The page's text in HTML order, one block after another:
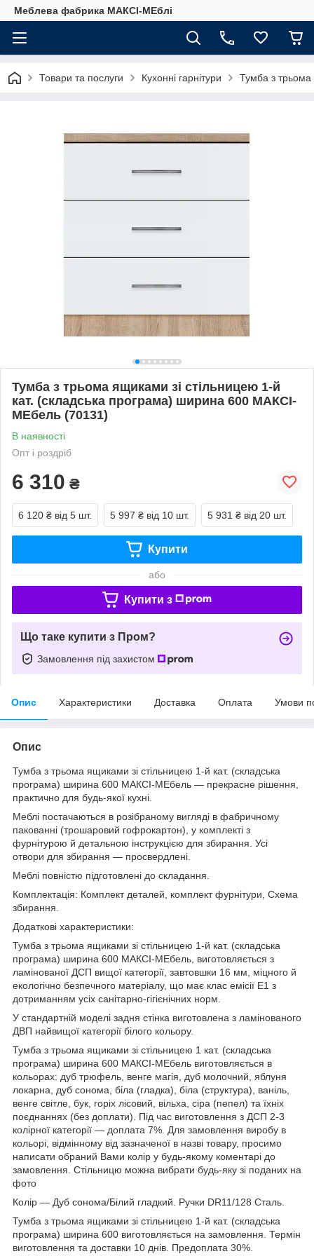
Меблева фабрика МАКСІ-МЕблі
Товари та послуги Кухонні гарнітури Тумба з
Тумба з трьома ящиками зі стільницею 1-й
кат. (складська програма) ширина 600 МАКСІ-
МЕбель (70131)
В наявності
Опт і роздріб
6 310 ₴
6 120 ₴ від 5 шт. 5 997 ₴ від 10 шт. 5 931 ₴ від 20 шт.
Купити
або
Купити з
Що таке купити з Пром?
Замовлення під захистом
Опис Характеристики Доставка Оплата Умови
Опис
Тумба з трьома ящиками зі стільницею 1-й кат. (складська
програма) ширина 600 МАКСІ-МЕбель — прекрасне рішення,
практично для будь-якої кухні.
Меблі постачаються в розібраному вигляді в фабричному
пакованні (трошаровий гофрокартон), у комплекті з
фурнітурою й детальною інструкцією для збирання. Усі
отвори для збирання — просвердлені.
Меблі повністю підготовлені до складання.
Комплектація: Комплект деталей, комплект фурнітури, Схема
збирання.
Додаткові характеристики:
Тумба з трьома ящиками зі стільницею 1-й кат. (складська
програма) ширина 600 МАКСІ-МЕбель, виготовляється з
ламінованої ДСП вищої категорії, завтовшки 16 мм, міцного й
екологічно безпечного матеріалу, що має клас емісії Е1 з
дотриманням усіх санітарно-гігієнічних норм.
У стандартній моделі задня стінка виготовлена з ламінованого
ДВП найвищої категорії білого кольору.
Тумба з трьома ящиками зі стільницею 1 кат. (складська
програма) ширина 600 МАКСІ-МЕбель виготовляється в
кольорах: дуб трюфель, венге магія, дуб молочний, яблуня
локарна, дуб сонома, біла (гладка), біла (структура), ваніль,
венге світле, бук, горіх лісовий, вільха, сіра (пепел) та їхніх
поєднаннях (без доплати). Під час виготовлення з ДСП 2-3
колірної категорії — доплата 7%. Для замовлення виробу в
кольорі, відмінному від зазначеної в назві товару, просимо
написати обраний Вами колір у будь-якому коментарі до
замовлення. Стільницю можна вибрати будь-яку зі поданих на
фото
Колір — Дуб сонома/Білий гладкий. Ручки DR11/128 Сталь.
Тумба з трьома ящиками зі стільницею 1-й кат. (складська
програма) ширина 600 виготовляється на замовлення. Термін
виготовлення та доставки 10 днів. Предоплата 30%.